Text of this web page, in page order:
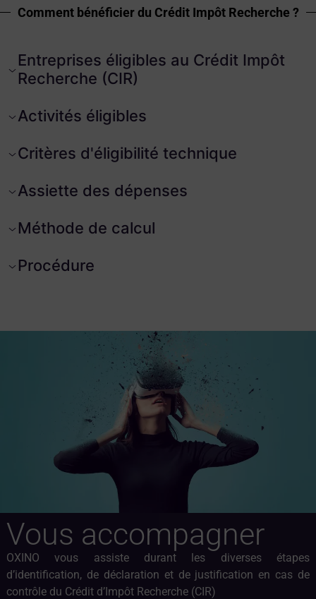
Comment bénéficier du Crédit Impôt Recherche ?
Entreprises éligibles au Crédit Impôt
Recherche (CIR)
Activités éligibles
Critères d'éligibilité technique
Assiette des dépenses
Méthode de calcul
Procédure
Vous accompagner
OXINO vous assiste durant les diverses étapes
d’identification, de déclaration et de justification en cas de
contrôle du Crédit d’Impôt Recherche (CIR)